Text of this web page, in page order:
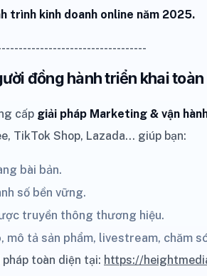
trình kinh doanh online năm 2025.
đồng hành triển khai
cấp giải pháp Marketing & vận
, TikTok Shop, Lazada… giúp bạn:
bài bản.
số bền vững.
truyền thông thương hiệu.
mô tả sản phẩm, livestream, chăm
toàn diện tại: https://